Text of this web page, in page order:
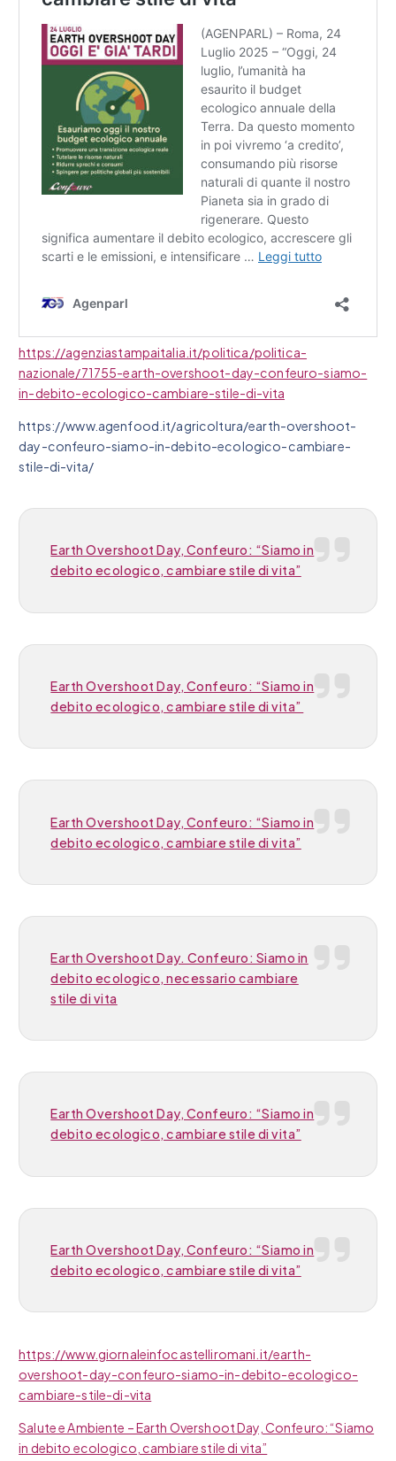
https://agenziastampaitalia.it/politica/politica-
nazionale/71755-earth-overshoot-day-confeuro-siamo-
in-debito-ecologico-cambiare-stile-di-vita
https://www.agenfood.it/agricoltura/earth-overshoot-
day-confeuro-siamo-in-debito-ecologico-cambiare-
stile-di-vita/
Earth Overshoot Day, Confeuro: “Siamo in
debito ecologico, cambiare stile di vita”
Earth Overshoot Day, Confeuro: “Siamo in
debito ecologico, cambiare stile di vita”
Earth Overshoot Day, Confeuro: “Siamo in
debito ecologico, cambiare stile di vita”
Earth Overshoot Day. Confeuro: Siamo in
debito ecologico, necessario cambiare
stile di vita
Earth Overshoot Day, Confeuro: “Siamo in
debito ecologico, cambiare stile di vita”
Earth Overshoot Day, Confeuro: “Siamo in
debito ecologico, cambiare stile di vita”
https://www.giornaleinfocastelliromani.it/earth-
overshoot-day-confeuro-siamo-in-debito-ecologico-
cambiare-stile-di-vita
Salute e Ambiente – Earth Overshoot Day, Confeuro: “Siamo
in debito ecologico, cambiare stile di vita”